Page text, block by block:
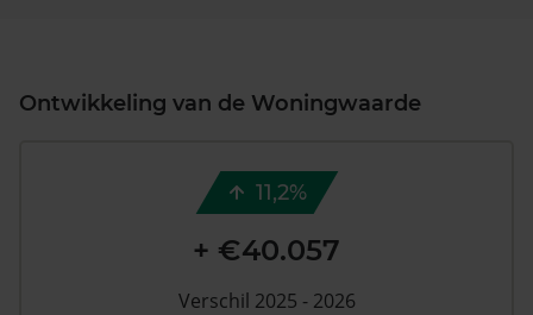
Ontwikkeling van de Woningwaarde
11,2%
+ €40.057
Verschil 2025 - 2026